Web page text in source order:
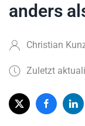
anders
Christian
Zuletzt